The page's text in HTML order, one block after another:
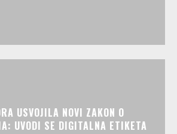
USVOJILA NOVI ZAKON O
UVODI SE DIGITALNA ETIKETA